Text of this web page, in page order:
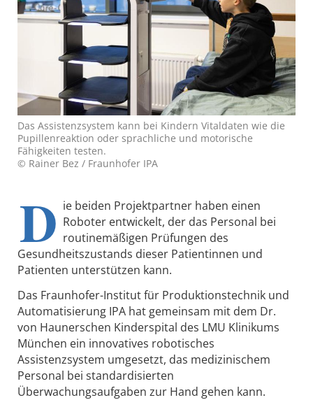
Das Assistenzsystem kann bei Kindern Vitaldaten wie die
Pupillenreaktion oder sprachliche und motorische
Fähigkeiten testen.
© Rainer Bez / Fraunhofer IPA
D ie beiden Projektpartner haben einen
Roboter entwickelt, der das Personal bei
routinemäßigen Prüfungen des
Gesundheitszustands dieser Patientinnen und
Patienten unterstützen kann.
Das Fraunhofer-Institut für Produktionstechnik und
Automatisierung IPA hat gemeinsam mit dem Dr.
von Haunerschen Kinderspital des LMU Klinikums
München ein innovatives robotisches
Assistenzsystem umgesetzt, das medizinischem
Personal bei standardisierten
Überwachungsaufgaben zur Hand gehen kann.